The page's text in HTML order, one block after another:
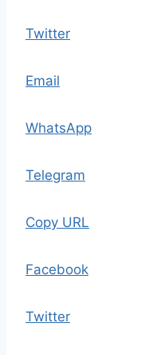
Twitter
Email
WhatsApp
Telegram
Copy URL
Facebook
Twitter